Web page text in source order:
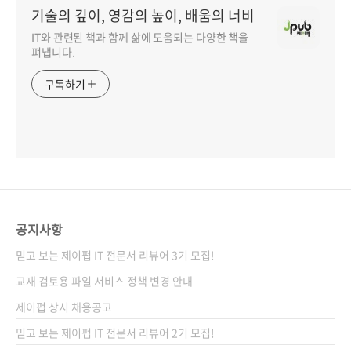
기술의 깊이, 영감의 높이, 배움의 너비
IT와 관련된 책과 함께 삶에 도움되는 다양한 책을
펴냅니다.
구독하기
공지사항
믿고 보는 제이펍 IT 전문서 리뷰어 3기 모집!
교재 검토용 파일 서비스 정책 변경 안내
제이펍 상시 채용공고
믿고 보는 제이펍 IT 전문서 리뷰어 2기 모집!